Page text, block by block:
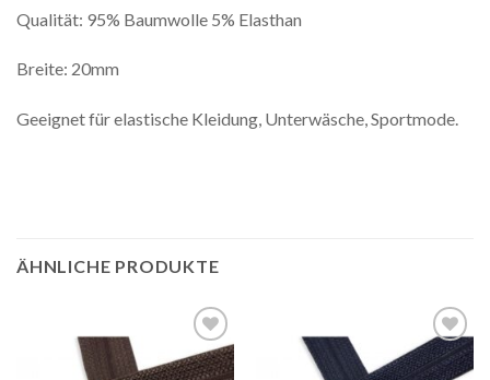
Qualität: 95% Baumwolle 5% Elasthan
Breite: 20mm
Geeignet für elastische Kleidung, Unterwäsche, Sportmode.
ÄHNLICHE PRODUKTE
Auf die
Wunschliste
Auf die
Wunschliste